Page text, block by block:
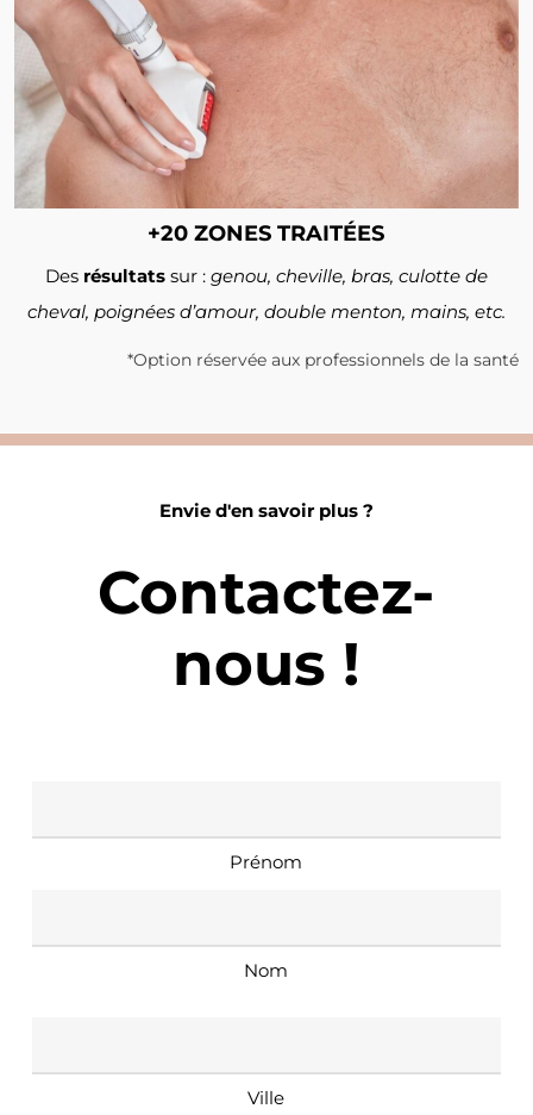
+20 ZONES TRAITÉES
Des résultatssur : genou, cheville, bras, culotte de
cheval, poignées d’amour, double menton, mains, etc.
*Option réservée aux professionnels de la santé
Envie d'en savoir plus ?
Contactez-
nous !
*
Prénom
Nom
*
Ville